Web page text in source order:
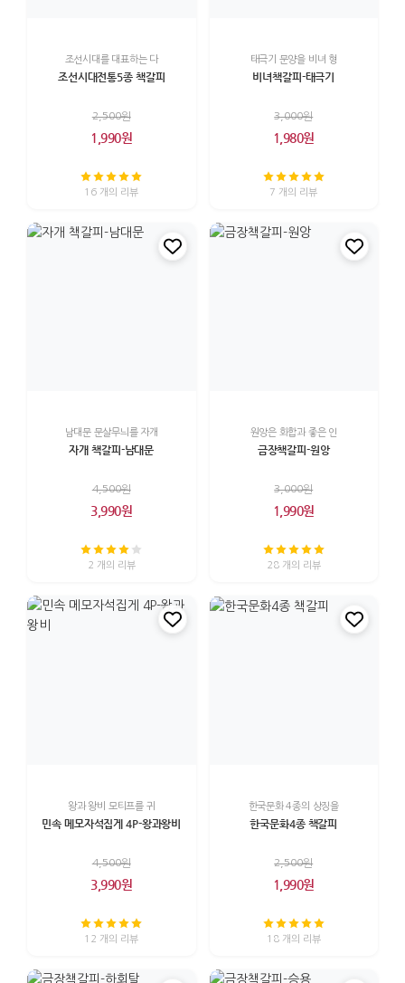
조선시대를 대표하는 다
조선시대전통5종 책갈피
2,500원
1,990원
16 개의 리뷰
태극기 문양을 비녀 형
비녀책갈피-태극기
3,000원
1,980원
7 개의 리뷰
남대문 문살무늬를 자개
자개 책갈피-남대문
4,500원
3,990원
2 개의 리뷰
원앙은 화합과 좋은 인
금장책갈피-원앙
3,000원
1,990원
28 개의 리뷰
왕과 왕비 모티프를 귀
민속 메모자석집게 4P-왕과왕비
4,500원
3,990원
12 개의 리뷰
한국문화 4종의 상징을
한국문화4종 책갈피
2,500원
1,990원
18 개의 리뷰